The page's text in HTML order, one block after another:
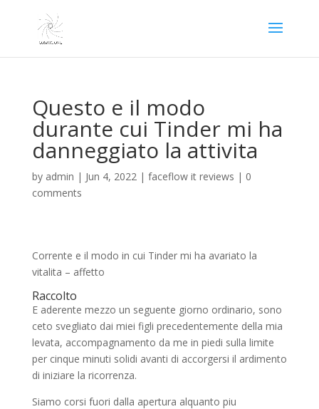
Questo e il modo
durante cui Tinder mi ha
danneggiato la attivita
by admin | Jun 4, 2022| faceflow it reviews | 0
comments
Corrente e il modo in cui Tinder mi ha avariato la
vitalita – affetto
Raccolto
E aderente mezzo un seguente giorno ordinario, sono
ceto svegliato dai miei figli precedentemente della mia
levata, accompagnamento da me in piedi sulla limite
per cinque minuti solidi avanti di accorgersi il ardimento
di iniziare la ricorrenza.
Siamo corsi fuori dalla apertura alquanto piu